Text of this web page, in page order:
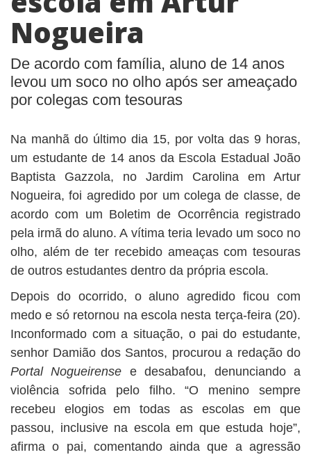
CONTATO
ANUNCIE
BUSCAR
Nogueira
De acordo com família, aluno de 14 anos
levou um soco no olho após ser ameaçado
por colegas com tesouras
Na manhã do último dia 15, por volta das 9 horas,
um estudante de 14 anos da Escola Estadual João
Baptista Gazzola, no Jardim Carolina em Artur
Nogueira, foi agredido por um colega de classe, de
acordo com um Boletim de Ocorrência registrado
pela irmã do aluno. A vítima teria levado um soco no
olho, além de ter recebido ameaças com tesouras
de outros estudantes dentro da própria escola.
Depois do ocorrido, o aluno agredido ficou com
medo e só retornou na escola nesta terça-feira (20).
Inconformado com a situação, o pai do estudante,
senhor Damião dos Santos, procurou a redação do
Portal Nogueirense e desabafou, denunciando a
violência sofrida pelo filho. “O menino sempre
recebeu elogios em todas as escolas em que
passou, inclusive na escola em que estuda hoje”,
afirma o pai, comentando ainda que a agressão